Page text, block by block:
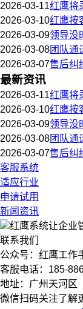
2026-03-11红鹰将
2026-03-10红鹰按
2026-03-09领导没
2026-03-08团队通
2026-03-07售后纠
最新资讯
2026-03-11红鹰将
2026-03-10红鹰按
2026-03-09领导没
2026-03-08团队通
2026-03-07售后纠
客服系统
适应行业
申请试用
新闻资讯
红鹰系统让企业
联系我们
公众号：红鹰工作
客服电话：185-
地址：广州天河区
微信扫码关注了解